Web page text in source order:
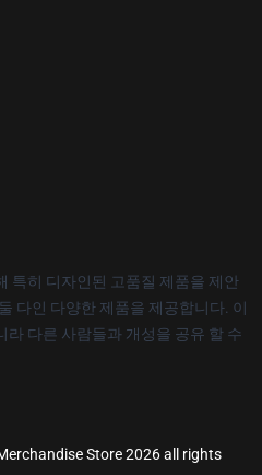
특히 디자인된 고품질 제품을 제안
다인 다양한 제품을 제공합니다. 이
다른 사람들과 개성을 공유 할 수
Store 2026 all rights